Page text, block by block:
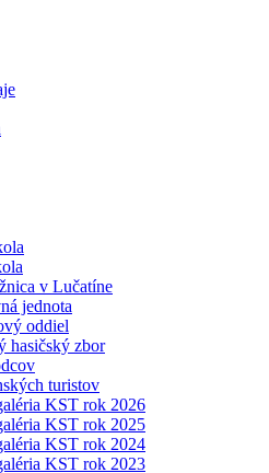
v Lučatíne
jednota
oddiel
hasičský zbor
turistov
KST rok 2026
KST rok 2025
KST rok 2024
KST rok 2023